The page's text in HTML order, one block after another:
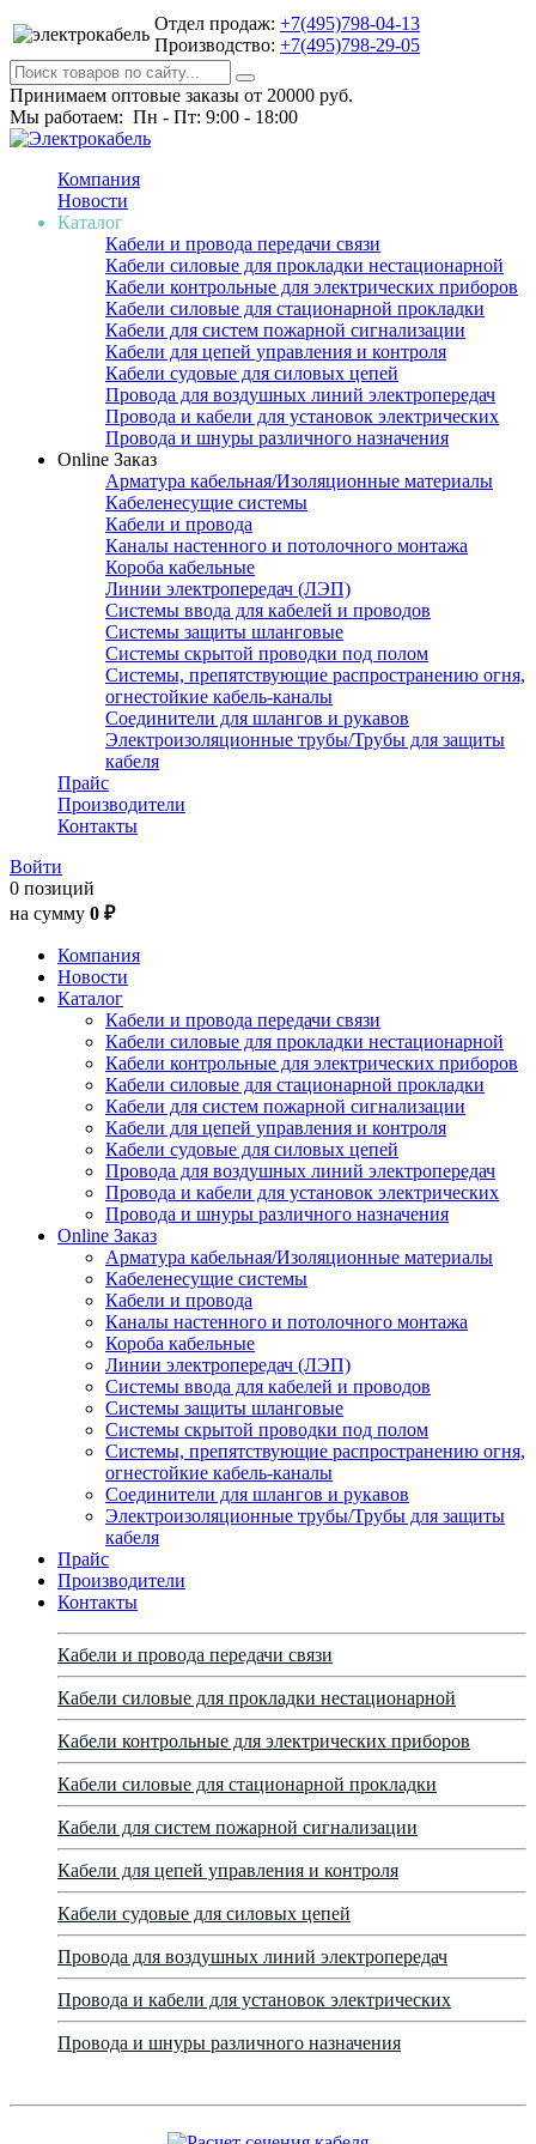
Отдел продаж: +7(495)798-04-13
Производство: +7(495)798-29-05
Принимаем оптовые заказы от 20000 руб.
Мы работаем: Пн - Пт: 9:00 - 18:00
Компания
Новости
Каталог
Кабели и провода передачи связи
Кабели силовые для прокладки нестационарной
Кабели контрольные для электрических приборов
Кабели силовые для стационарной прокладки
Кабели для систем пожарной сигнализации
Кабели для цепей управления и контроля
Кабели судовые для силовых цепей
Провода для воздушных линий электропередач
Провода и кабели для установок электрических
Провода и шнуры различного назначения
Online Заказ
Арматура кабельная/Изоляционные материалы
Кабеленесущие системы
Кабели и провода
Каналы настенного и потолочного монтажа
Короба кабельные
Линии электропередач (ЛЭП)
Системы ввода для кабелей и проводов
Системы защиты шланговые
Системы скрытой проводки под полом
Системы, препятствующие распространению огня,
огнестойкие кабель-каналы
Соединители для шлангов и рукавов
Электроизоляционные трубы/Трубы для защиты
кабеля
Прайс
Производители
Контакты
Войти
0 позиций
на сумму 0 ₽
Компания
Новости
Каталог
Кабели и провода передачи связи
Кабели силовые для прокладки нестационарной
Кабели контрольные для электрических приборов
Кабели силовые для стационарной прокладки
Кабели для систем пожарной сигнализации
Кабели для цепей управления и контроля
Кабели судовые для силовых цепей
Провода для воздушных линий электропередач
Провода и кабели для установок электрических
Провода и шнуры различного назначения
Online Заказ
Арматура кабельная/Изоляционные материалы
Кабеленесущие системы
Кабели и провода
Каналы настенного и потолочного монтажа
Короба кабельные
Линии электропередач (ЛЭП)
Системы ввода для кабелей и проводов
Системы защиты шланговые
Системы скрытой проводки под полом
Системы, препятствующие распространению огня,
огнестойкие кабель-каналы
Соединители для шлангов и рукавов
Электроизоляционные трубы/Трубы для защиты
кабеля
Прайс
Производители
Контакты
Кабели и провода передачи связи
Кабели силовые для прокладки нестационарной
Кабели контрольные для электрических приборов
Кабели силовые для стационарной прокладки
Кабели для систем пожарной сигнализации
Кабели для цепей управления и контроля
Кабели судовые для силовых цепей
Провода для воздушных линий электропередач
Провода и кабели для установок электрических
Провода и шнуры различного назначения